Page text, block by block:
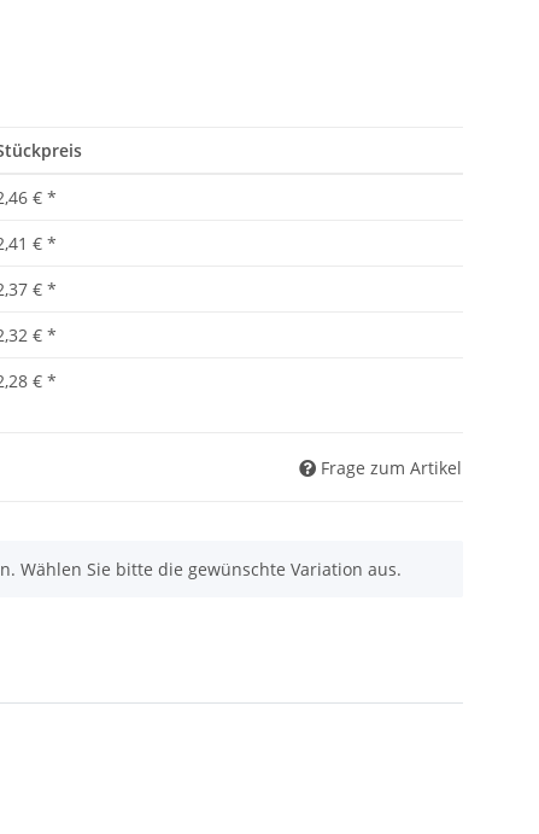
€ *
€ *
€ *
€ *
€ *
Frage zum Artikel
Wählen Sie bitte die gewünschte Variation aus.